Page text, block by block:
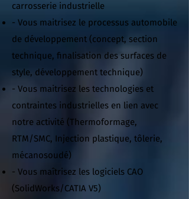
carrosserie industrielle
- Vous maitrisez le processus automobile
de développement (concept, section
technique, finalisation des surfaces de
style, développement technique)
- Vous maitrisez les technologies et
contraintes industrielles en lien avec
notre activité (Thermoformage,
RTM/SMC, Injection plastique, tôlerie,
mécanosoudé)
- Vous maîtrisez les logiciels CAO
(SolidWorks/CATIA V5)